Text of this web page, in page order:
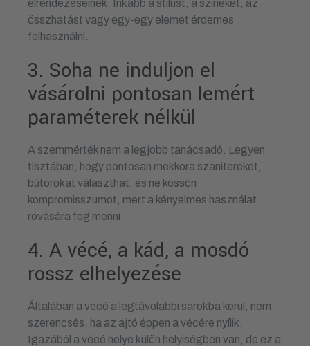
elrendezéseinek. Inkább a stílust, a színeket, az
összhatást vagy egy-egy elemet érdemes
felhasználni.
3. Soha ne induljon el
vásárolni pontosan lemért
paraméterek nélkül
A szemmérték nem a legjobb tanácsadó. Legyen
tisztában, hogy pontosan mekkora szanitereket,
bútorokat választhat, és ne kössön
kompromisszumot, mert a kényelmes használat
rovására fog menni.
4. A vécé, a kád, a mosdó
rossz elhelyezése
Általában a vécé a legtávolabbi sarokba kerül, nem
szerencsés, ha az ajtó éppen a vécére nyílik.
Igazából a vécé helye külön helyiségben van, de ez a